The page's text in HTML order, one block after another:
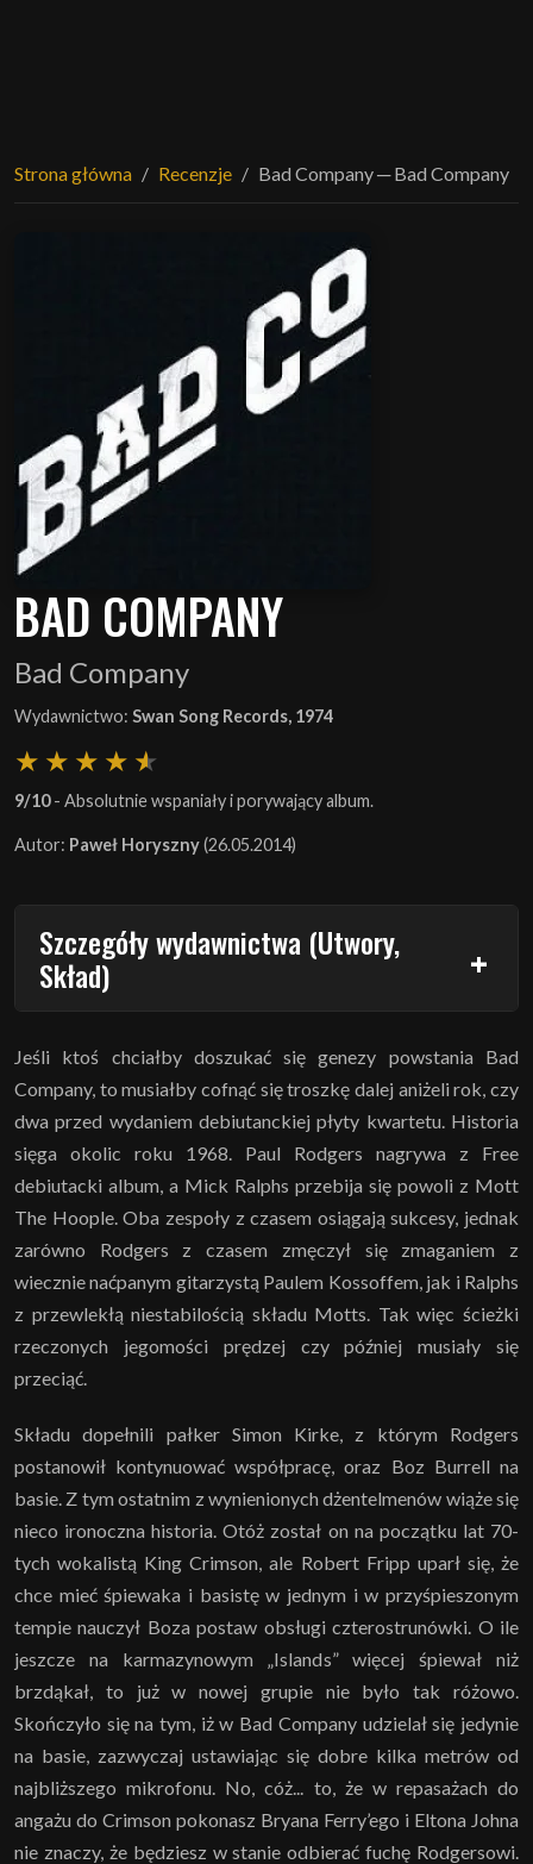
Strona główna Recenzje Bad Company ─ Bad Company
BAD COMPANY
Bad Company
Wydawnictwo: Swan Song Records, 1974
9/10- Absolutnie wspaniały i porywający album.
Autor: Paweł Horyszny(26.05.2014)
Szczegóły wydawnictwa (Utwory,
Skład)
Jeśli ktoś chciałby doszukać się genezy powstania Bad
Company, to musiałby cofnąć się troszkę dalej aniżeli rok, czy
dwa przed wydaniem debiutanckiej płyty kwartetu. Historia
sięga okolic roku 1968. Paul Rodgers nagrywa z Free
debiutacki album, a Mick Ralphs przebija się powoli z Mott
The Hoople. Oba zespoły z czasem osiągają sukcesy, jednak
zarówno Rodgers z czasem zmęczył się zmaganiem z
wiecznie naćpanym gitarzystą Paulem Kossoffem, jak i Ralphs
z przewlekłą niestabilością składu Motts. Tak więc ścieżki
rzeczonych jegomości prędzej czy później musiały się
przeciąć.
Składu dopełnili pałker Simon Kirke, z którym Rodgers
postanowił kontynuować współpracę, oraz Boz Burrell na
basie. Z tym ostatnim z wynienionych dżentelmenów wiąże się
nieco ironoczna historia. Otóż został on na początku lat 70-
tych wokalistą King Crimson, ale Robert Fripp uparł się, że
chce mieć śpiewaka i basistę w jednym i w przyśpieszonym
tempie nauczył Boza postaw obsługi czterostrunówki. O ile
jeszcze na karmazynowym „Islands” więcej śpiewał niż
brzdąkał, to już w nowej grupie nie było tak różowo.
Skończyło się na tym, iż w Bad Company udzielał się jedynie
na basie, zazwyczaj ustawiając się dobre kilka metrów od
najbliższego mikrofonu. No, cóż... to, że w repasażach do
angażu do Crimson pokonasz Bryana Ferry’ego i Eltona Johna
nie znaczy, że będziesz w stanie odbierać fuchę Rodgersowi.